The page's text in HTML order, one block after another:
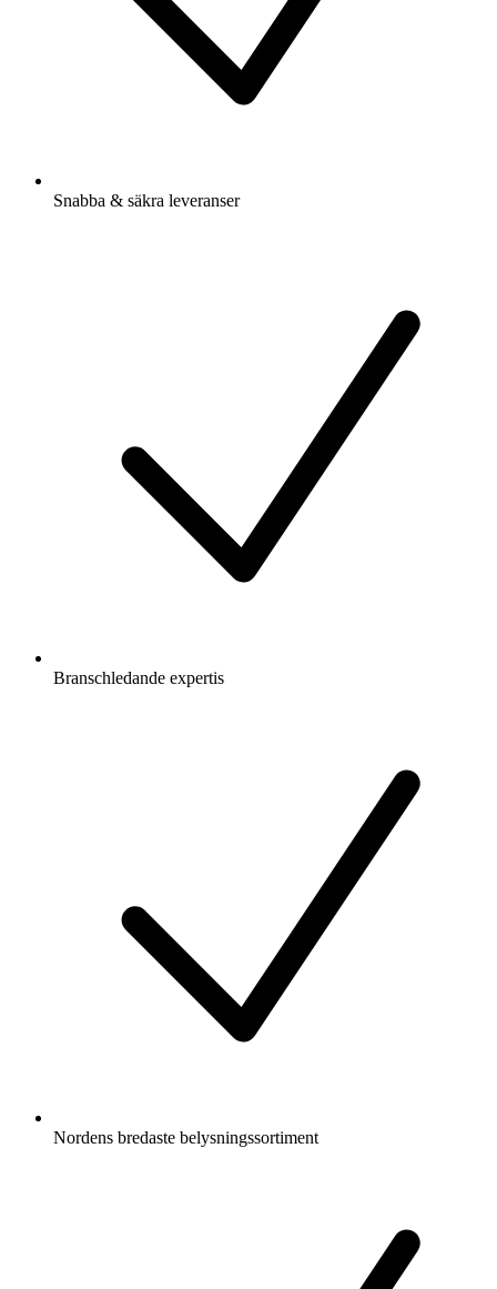
Snabba & säkra leveranser
Branschledande expertis
Nordens bredaste belysningssortiment